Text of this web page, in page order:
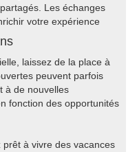
Les échanges
votre expérience
laissez de la place à
peuvent parfois
à de nouvelles
fonction des opportunités
à vivre des vacances